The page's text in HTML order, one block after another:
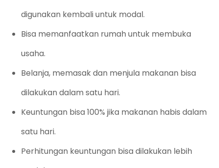
digunakan kembali untuk modal.
Bisa memanfaatkan rumah untuk membuka
usaha.
Belanja, memasak dan menjula makanan bisa
dilakukan dalam satu hari.
Keuntungan bisa 100% jika makanan habis dalam
satu hari.
Perhitungan keuntungan bisa dilakukan lebih